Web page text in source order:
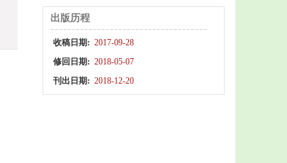
出版历程
收稿日期: 2017-09-28
修回日期: 2018-05-07
刊出日期: 2018-12-20